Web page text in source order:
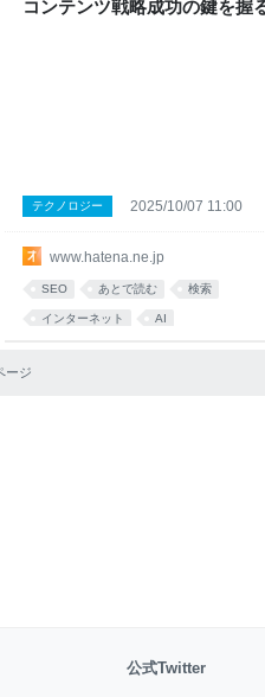
コンテンツ戦略成功の鍵を握
www.hatena.ne.jp
テクノロジー 2025/10/07 11:00
SEO あとで読む 検索
インターネット AI
ージ
公式Twitter